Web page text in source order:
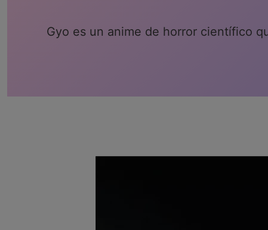
Gyo es un anime de horror científico